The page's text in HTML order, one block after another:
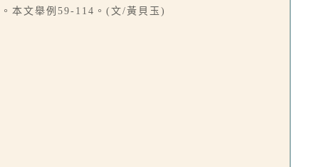
本文舉例59-114。(文/黃貝玉)